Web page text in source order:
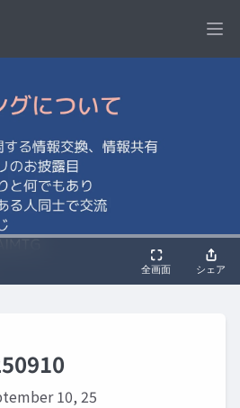
10, 25